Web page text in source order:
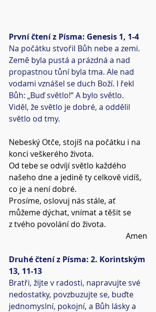
První čtení z Písma: Genesis 1, 1-4
Na počátku stvořil Bůh nebe a zemi.
Země byla pustá a prázdná a nad
propastnou tůní byla tma. Ale nad
vodami vznášel se duch Boží. I řekl
Bůh: „Buď světlo!“ A bylo světlo.
Viděl, že světlo je dobré, a oddělil
světlo od tmy.
Nebeský Otče, stojíš na počátku i na
konci veškerého života.
Od tebe se odvíjí světlo každého
našeho dne a jedině ty celkově vidíš,
co je a není dobré.
Prosíme, oslovuj nás stále, ať
můžeme dýchat, vnímat a těšit se
z tvého povolání do života.
Amen
Druhé čtení z Písma: 2. Korintským
13, 11-13
Bratři, žijte v radosti, napravujte své
nedostatky, povzbuzujte se, buďte
jednomyslní, pokojní, a Bůh lásky a